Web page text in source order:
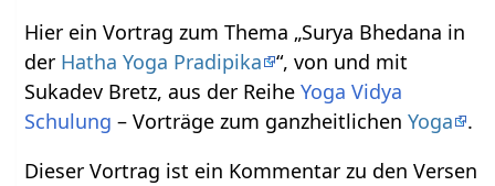
Hier ein Vortrag zum Thema „Surya Bhedana in
der Hatha Yoga Pradipika “, von und mit
Sukadev Bretz, aus der ReiheYoga Vidya
Schulung – Vorträge zum ganzheitlichenYoga
.
Dieser Vortrag ist ein Kommentar zu den Versen